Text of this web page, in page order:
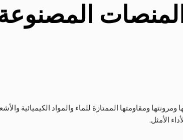
ومرونتها ومقاومتها الممتازة للماء والمواد الكيميائية
الأمثل.